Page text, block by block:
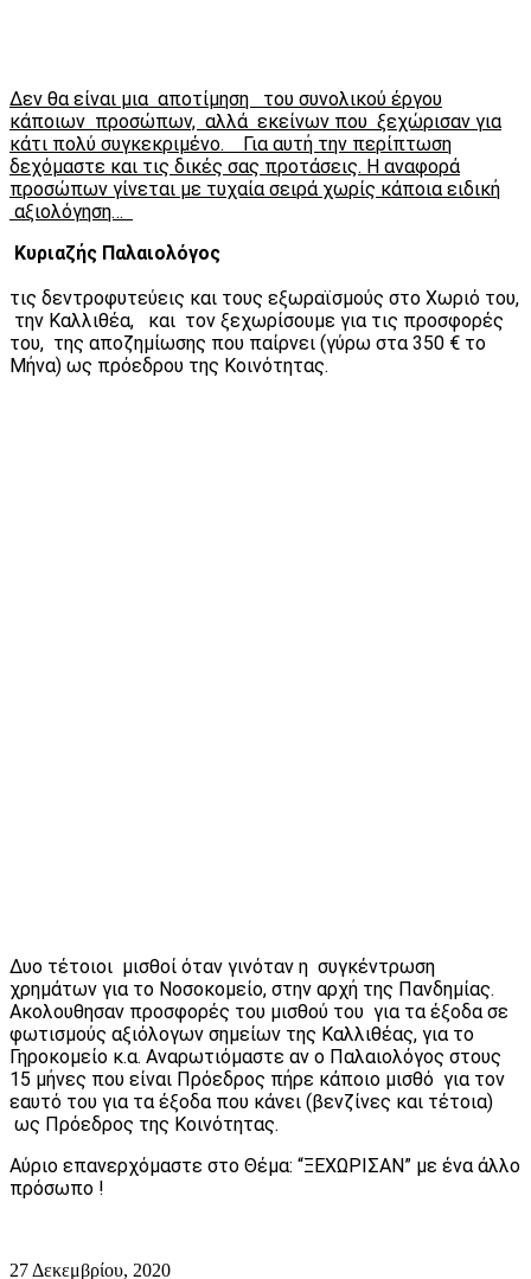
Δεν θα είναι μια αποτίμηση του συνολικού έργου
κάποιων προσώπων, αλλά εκείνων που ξεχώρισαν για
κάτι πολύ συγκεκριμένο. Για αυτή την περίπτωση
δεχόμαστε και τις δικές σας προτάσεις. Η αναφορά
προσώπων γίνεται με τυχαία σειρά χωρίς κάποια ειδική
αξιολόγηση…
Κυριαζής Παλαιολόγος
τις δεντροφυτεύεις και τους εξωραϊσμούς στο Χωριό του,
την Καλλιθέα, και τον ξεχωρίσουμε για τις προσφορές
του, της αποζημίωσης που παίρνει (γύρω στα 350 € το
Μήνα) ως πρόεδρου της Κοινότητας.
Δυο τέτοιοι μισθοί όταν γινόταν η συγκέντρωση
χρημάτων για το Νοσοκομείο, στην αρχή της Πανδημίας.
Ακολουθησαν προσφορές του μισθού του για τα έξοδα σε
φωτισμούς αξιόλογων σημείων της Καλλιθέας, για το
Γηροκομείο κ.α. Αναρωτιόμαστε αν ο Παλαιολόγος στους
15 μήνες που είναι Πρόεδρος πήρε κάποιο μισθό για τον
εαυτό του για τα έξοδα που κάνει (βενζίνες και τέτοια)
ως Πρόεδρος της Κοινότητας.
Αύριο επανερχόμαστε στο Θέμα: “ΞΕΧΩΡΙΣΑΝ” με ένα άλλο
πρόσωπο !
27 Δεκεμβρίου, 2020